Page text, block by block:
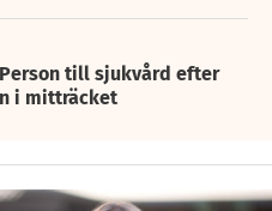
Person till sjukvård efter
i mitträcket